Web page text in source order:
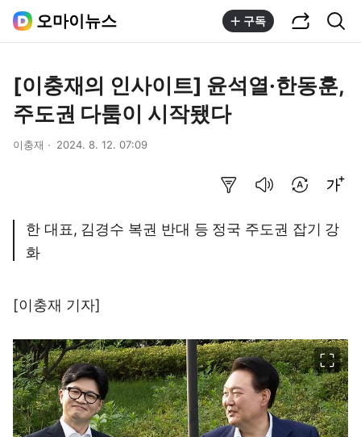
오마이뉴스 구독
[이충재의 인사이트] 윤석열·한동훈,
주도권 다툼이 시작됐다
이충재 2024. 8. 12. 07:09
한 대표, 김경수 복권 반대 등 정국 주도권 잡기 강
화
[이충재 기자]